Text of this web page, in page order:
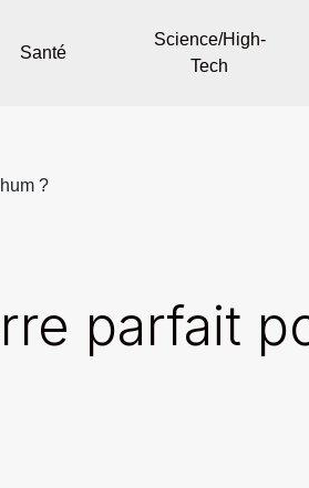
Santé
Science/High-
Tech
?
parfait